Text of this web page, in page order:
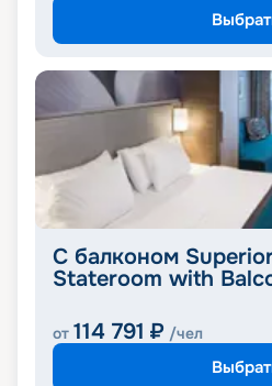
С балконом
Stateroom with
от 114 791 ₽ /чел